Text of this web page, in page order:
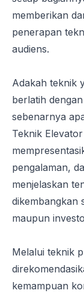
memberikan
penerapan
audiens.
Adakah teknik
berlatih
sebenarnya
Teknik
pengalaman,
menjelaskan
dikembangkan
maupun
Melalui teknik
kemampuan